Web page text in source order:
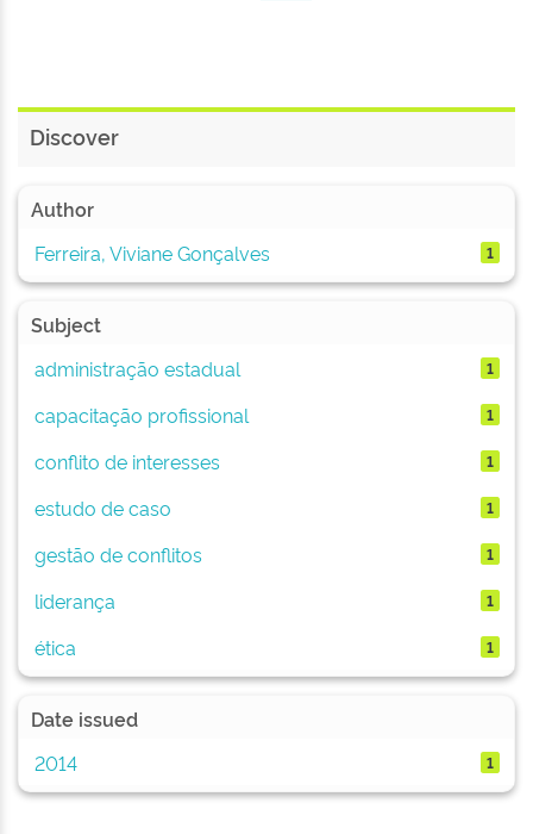
Discover
Author
Ferreira, Viviane Gonçalves
1
Subject
administração estadual
1
capacitação profissional 1
conflito de interesses 1
estudo de caso 1
gestão de conflitos 1
liderança 1
ética 1
Date issued
2014
1